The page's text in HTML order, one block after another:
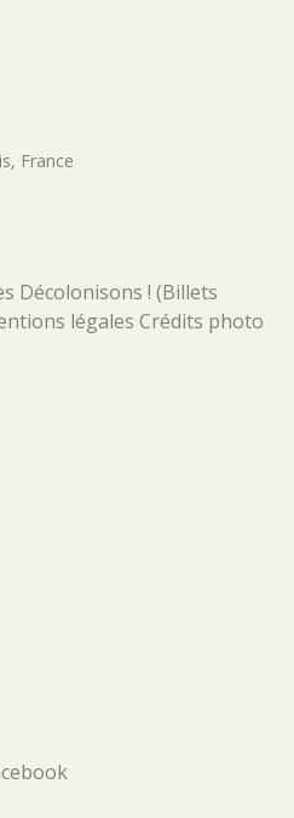
, France
Décolonisons ! (Billets
légales Crédits photo